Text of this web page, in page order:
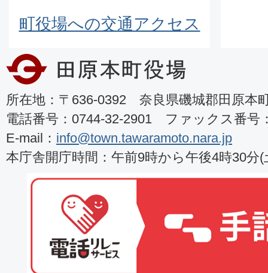
町役場への交通アクセス
所在地：〒636-0392 奈良県磯城郡田原本
電話番号：0744-32-2901 ファックス番号
E-mail： info@town.tawaramoto.nara.jp
本庁舎開庁時間：午前9時から午後4時30分